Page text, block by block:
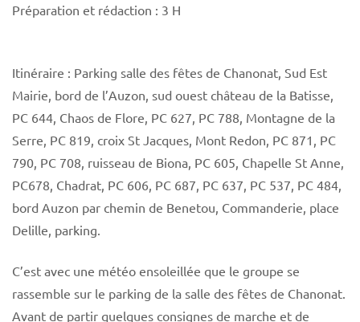
Préparation et rédaction : 3 H
Itinéraire : Parking salle des fêtes de Chanonat, Sud Est
Mairie, bord de l’Auzon, sud ouest château de la Batisse,
PC 644, Chaos de Flore, PC 627, PC 788, Montagne de la
Serre, PC 819, croix St Jacques, Mont Redon, PC 871, PC
790, PC 708, ruisseau de Biona, PC 605, Chapelle St Anne,
PC678, Chadrat, PC 606, PC 687, PC 637, PC 537, PC 484,
bord Auzon par chemin de Benetou, Commanderie, place
Delille, parking.
C’est avec une météo ensoleillée que le groupe se
rassemble sur le parking de la salle des fêtes de Chanonat.
Avant de partir quelques consignes de marche et de